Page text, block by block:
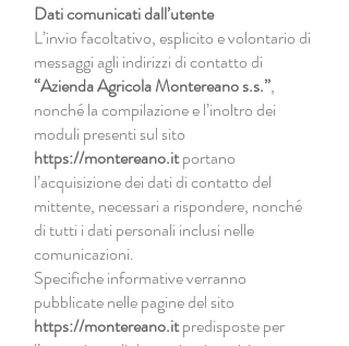
Dati comunicati dall’utente
L’invio facoltativo, esplicito e volontario di
messaggi agli indirizzi di contatto di
“Azienda Agricola Montereano s.s.”,
nonché la compilazione e l’inoltro dei
moduli presenti sul sito
https://montereano.itportano
l’acquisizione dei dati di contatto del
mittente, necessari a rispondere, nonché
di tutti i dati personali inclusi nelle
comunicazioni.
Specifiche informative verranno
pubblicate nelle pagine del sito
https://montereano.itpredisposte per